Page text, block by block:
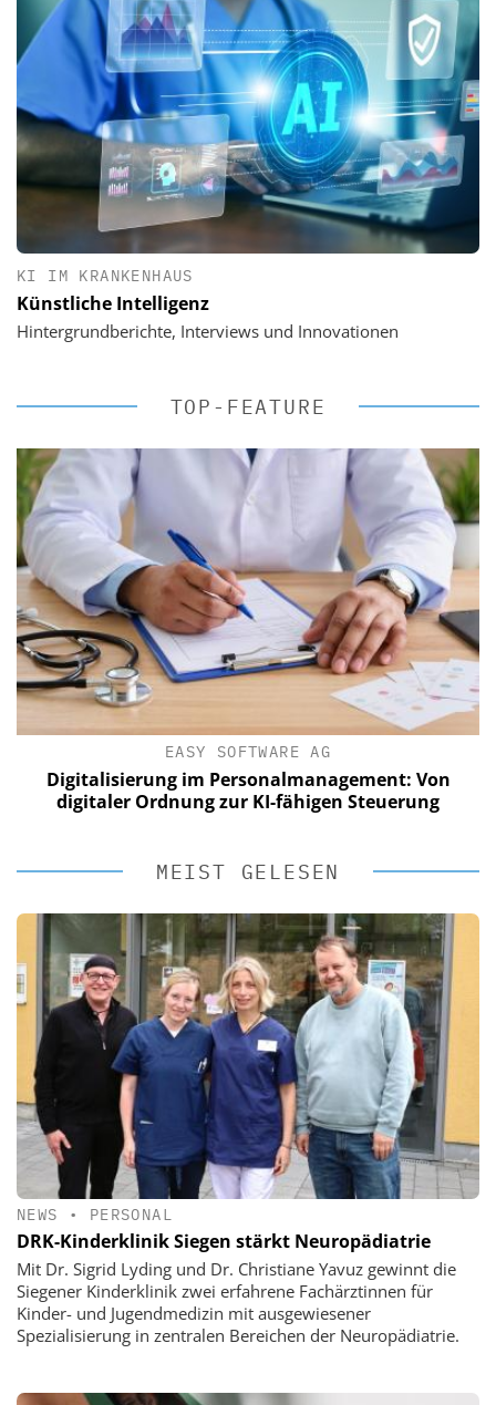
KI IM KRANKENHAUS
Künstliche Intelligenz
Hintergrundberichte, Interviews und Innovationen
TOP-FEATURE
EASY SOFTWARE AG
Digitalisierung im Personalmanagement: Von
digitaler Ordnung zur KI-fähigen Steuerung
MEIST GELESEN
NEWS • PERSONAL
DRK-Kinderklinik Siegen stärkt Neuropädiatrie
Mit Dr. Sigrid Lyding und Dr. Christiane Yavuz gewinnt die
Siegener Kinderklinik zwei erfahrene Fachärztinnen für
Kinder- und Jugendmedizin mit ausgewiesener
Spezialisierung in zentralen Bereichen der Neuropädiatrie.